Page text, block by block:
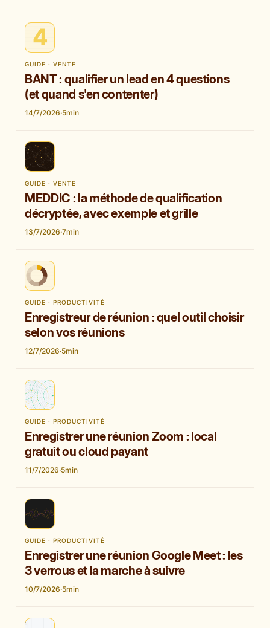
GUIDE · VENTE
BANT : qualifier un lead en 4 questions
(et quand s'en contenter)
14/7/2026·5min
GUIDE · VENTE
MEDDIC : la méthode de qualification
décryptée, avec exemple et grille
13/7/2026·7min
GUIDE · PRODUCTIVITÉ
Enregistreur de réunion : quel outil choisir
selon vos réunions
12/7/2026·5min
GUIDE · PRODUCTIVITÉ
Enregistrer une réunion Zoom : local
gratuit ou cloud payant
11/7/2026·5min
GUIDE · PRODUCTIVITÉ
Enregistrer une réunion Google Meet : les
3 verrous et la marche à suivre
10/7/2026·5min